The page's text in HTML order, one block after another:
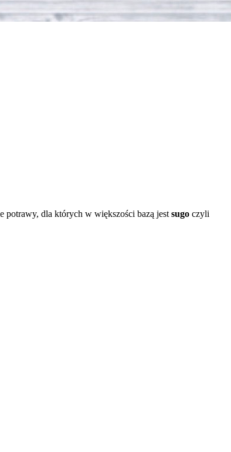
potrawy, dla których w większości bazą jest sugo czyli